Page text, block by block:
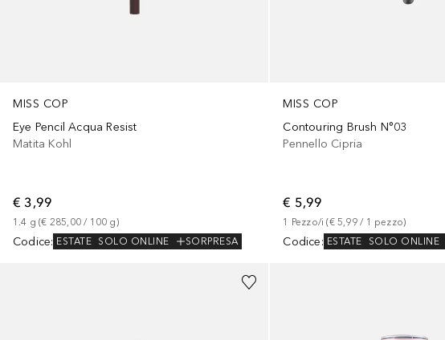
MISS COP
Eye Pencil Acqua Resist
Matita Kohl
€ 3,99
1.4 g (€ 285,00 / 100 g)
Codice: ESTATE SOLO ONLINE SORPRESA
MISS COP
Contouring Brush N°03
Pennello Cipria
€ 5,99
1 Pezzo/i (€ 5,99 / 1 pezzo)
Codice: ESTATE SOLO ONLINE
+8